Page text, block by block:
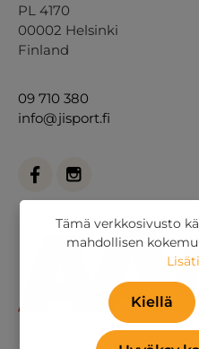
PL 4170
00002 Helsinki
Finland
09 710 380
info@jisport.fi
Tämä verkkosivusto
mahdollisen
Kiellä